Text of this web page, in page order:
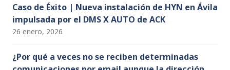
Caso de Éxito | Nueva instalación de HYN en Ávila
impulsada por el DMS X AUTO de ACK
26 enero, 2026
¿Por qué a veces no se reciben determinadas